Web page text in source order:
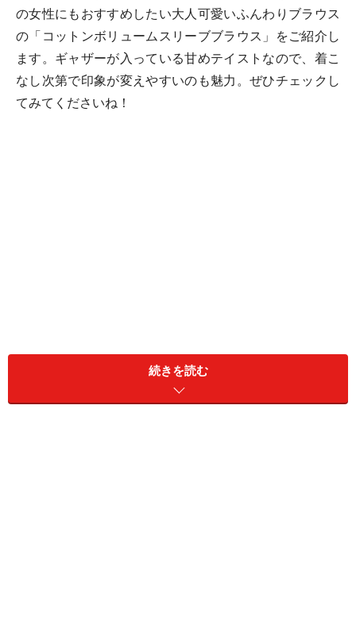
の女性にもおすすめしたい大人可愛いふんわりブラウス
の「コットンボリュームスリーブブラウス」をご紹介し
ます。ギャザーが入っている甘めテイストなので、着こ
なし次第で印象が変えやすいのも魅力。ぜひチェックし
てみてくださいね！
2990円のプチプラなのに高見え！ 甘めブラ
ウスをチェック
続きを読む